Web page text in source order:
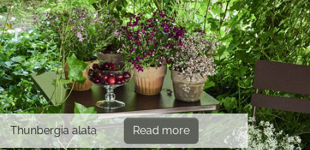
Thunbergia alata Read more